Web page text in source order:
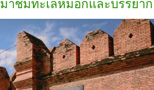
าชมทะเลหมอกและบรรยา